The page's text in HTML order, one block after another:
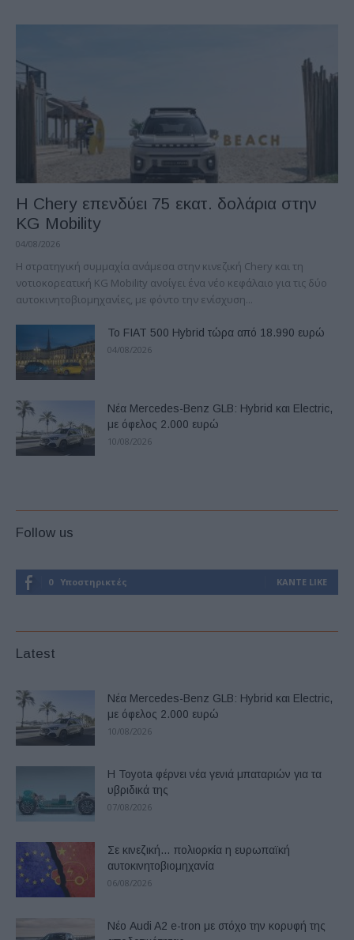
Η Chery επενδύει 75 εκατ. δολάρια στην
KG Mobility
04/08/2026
H στρατηγική συμμαχία ανάμεσα στην κινεζική Chery και τη
νοτιοκορεατική KG Mobility ανοίγει ένα νέο κεφάλαιο για τις δύο
αυτοκινητοβιομηχανίες, με φόντο την ενίσχυση...
Το FIAT 500 Hybrid τώρα από 18.990 ευρώ
04/08/2026
Νέα Mercedes-Benz GLB: Hybrid και Electric,
με όφελος 2.000 ευρώ
10/08/2026
Follow us
0 Υποστηρικτές ΚΆΝΤΕ LIKE
Latest
Νέα Mercedes-Benz GLB: Hybrid και Electric,
με όφελος 2.000 ευρώ
10/08/2026
Η Toyota φέρνει νέα γενιά μπαταριών για τα
υβριδικά της
07/08/2026
Σε κινεζική… πολιορκία η ευρωπαϊκή
αυτοκινητοβιομηχανία
06/08/2026
Νέο Audi A2 e-tron με στόχο την κορυφή της